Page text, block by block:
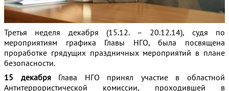
Третья неделя декабря (15.12. – 20.12.14), судя по
мероприятиям графика Главы НГО, была посвящена
проработке грядущих праздничных мероприятий в плане
безопасности.
15 декабряГлава НГО принял участие в областной
Антитеррористической комиссии, проходившей в